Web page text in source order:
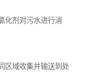
化剂对污水进行消
区域收集并输送到处